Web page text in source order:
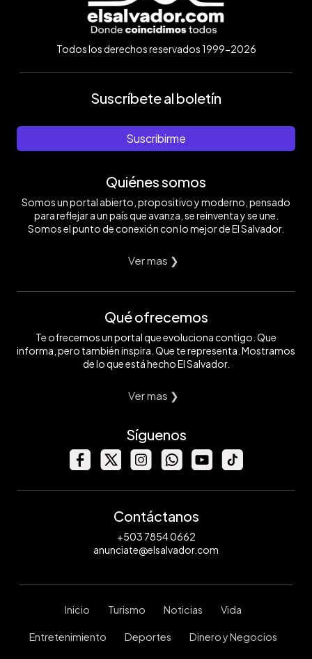
Todos los derechos reservados 1999-2026
Suscríbete al boletín
Suscribirme
Quiénes somos
Somos un portal abierto, propositivo y moderno, pensado
para reflejar a un país que avanza, se reinventa y se une.
Somos el punto de conexión con lo mejor de El Salvador.
Ver mas ❯
Qué ofrecemos
Te ofrecemos un portal que evoluciona contigo. Que
informa, pero también inspira. Que te representa. Mostramos
de lo que está hecho El Salvador.
Ver mas ❯
Síguenos
Contáctanos
+503 7854 0662
anunciate@elsalvador.com
Inicio Turismo Noticias Vida
Entretenimiento Deportes Dinero y Negocios